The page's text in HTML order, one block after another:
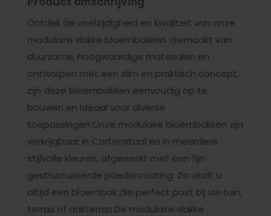
Ontdek de veelzijdigheid en kwaliteit van onze
modulaire vlakke bloembakken. Gemaakt van
duurzame, hoogwaardige materialen en
ontworpen met een slim en praktisch concept,
zijn deze bloembakken eenvoudig op te
bouwen en ideaal voor diverse
toepassingen.Onze modulaire bloembakken zijn
verkrijgbaar in Cortenstaal en in meerdere
stijlvolle kleuren, afgewerkt met een fijn
gestructureerde poedercoating. Zo vindt u
altijd een bloembak die perfect past bij uw tuin,
terras of dakterras.De modulaire vlakke